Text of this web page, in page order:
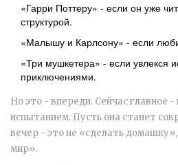
«Гарри Поттеру» - если он уже
структурой.
«Малышу и Карлсону» - если
«Три мушкетера» - если увлекся
приключениями.
Но это - впереди. Сейчас главное -
испытанием. Пусть она станет
вечер - это не «сделать
мир».